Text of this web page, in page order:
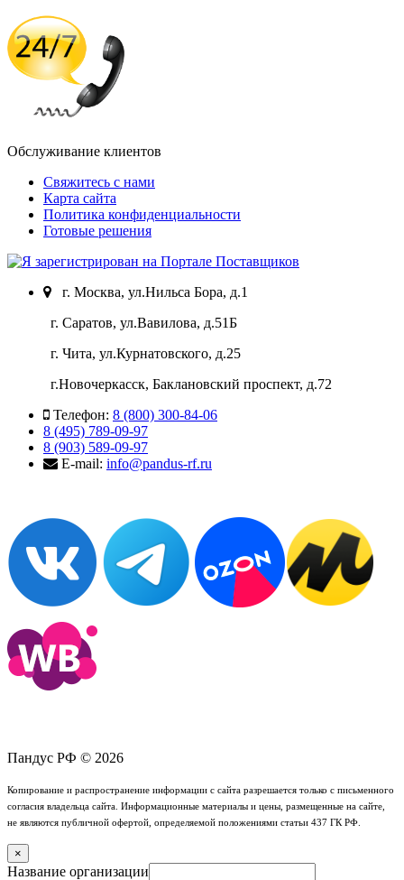
Обслуживание клиентов
Свяжитесь с нами
Карта сайта
Политика конфиденциальности
Готовые решения
г. Москва, ул.Нильса Бора, д.1
г. Саратов, ул.Вавилова, д.51Б
г. Чита, ул.Курнатовского, д.25
г.Новочеркасск, Баклановский проспект, д.72
Телефон: 8 (800) 300-84-06
8 (495) 789-09-97
8 (903) 589-09-97
E-mail: info@pandus-rf.ru
Пандус РФ © 2026
Копирование и распространение информации с сайта разрешается только с письменного
согласия владельца сайта. Информационные материалы и цены, размещенные на сайте,
не являются публичной офертой, определяемой положениями статьи 437 ГК РФ.
×
Название организации